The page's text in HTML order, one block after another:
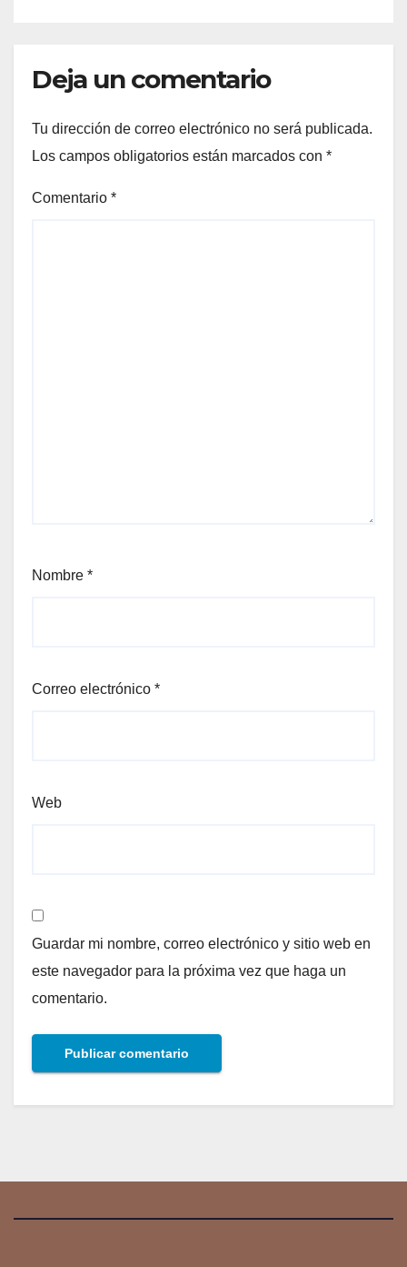
Deja un comentario
Tu dirección de correo electrónico no será publicada.
Los campos obligatorios están marcados con *
Comentario *
Nombre *
Correo electrónico *
Web
Guardar mi nombre, correo electrónico y sitio web en
este navegador para la próxima vez que haga un
comentario.